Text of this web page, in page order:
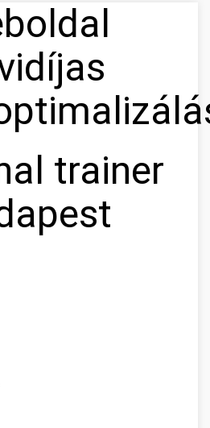
trainer